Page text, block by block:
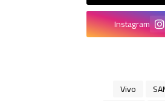
Instagram
Vivo